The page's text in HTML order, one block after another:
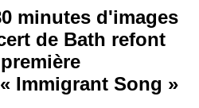
minutes d'images
de Bath refont
Immigrant Song »